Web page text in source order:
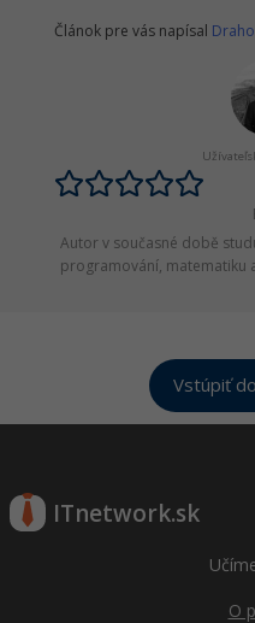
Článok pre vás napísal
Autor v současné době
programování, matematiku
Vstúpiť
ITnetwork.sk
O